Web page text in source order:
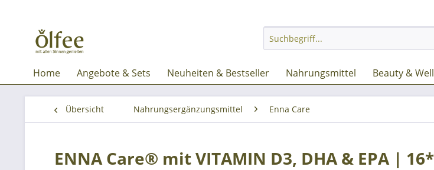
Home Angebote & Sets Neuheiten & Bestseller Nahrungsmittel Beauty &
Übersicht Nahrungsergänzungsmittel Enna Care
ENNA Care® mit VITAMIN D3, DHA & EPA |